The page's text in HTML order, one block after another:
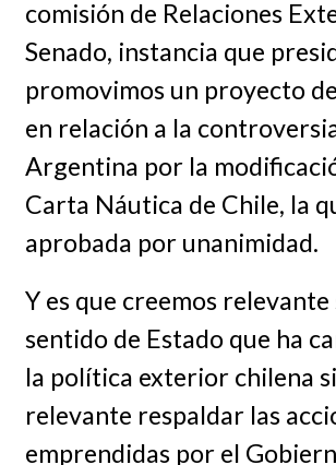
comisión de Relaciones
Senado, instancia que
promovimos un proyecto
en relación a la
Argentina por la
Carta Náutica de Chile, la
aprobada por unanimidad.
Y es que creemos
sentido de Estado que ha
la política exterior chilena
relevante respaldar las
emprendidas por el